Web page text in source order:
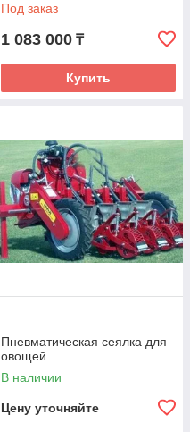
Под заказ
1 083 000 ₸
Купить
Пневматическая сеялка для
овощей
В наличии
Цену уточняйте